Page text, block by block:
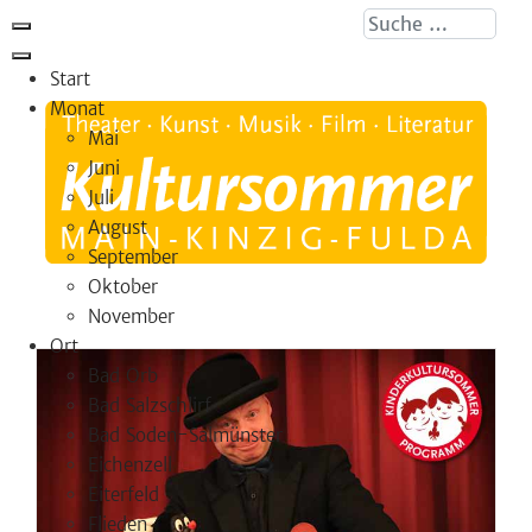
Suche ...
Start
Monat
Mai
Juni
Juli
August
September
Oktober
November
Ort
Bad Orb
Bad Salzschlirf
Bad Soden-Salmünster
Eichenzell
Eiterfeld
Flieden